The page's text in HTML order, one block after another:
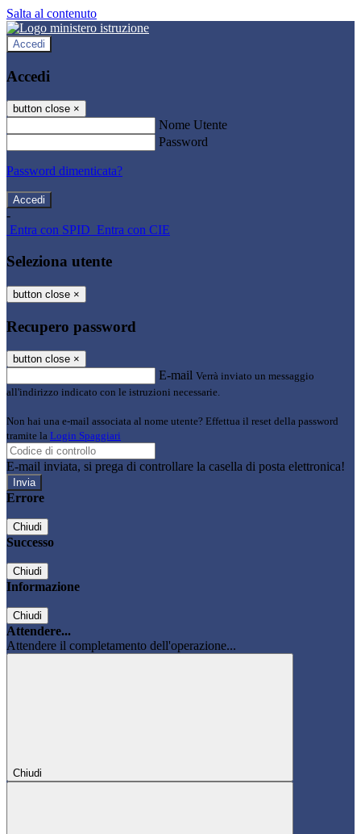
Salta al contenuto
Accedi
Accedi
button close ×
Nome Utente
Password
Password dimenticata?
-
Entra con SPID Entra con CIE
Seleziona utente
button close ×
Recupero password
button close ×
E-mail Verrà inviato un messaggio
all'indirizzo indicato con le istruzioni necessarie.
Non hai una e-mail associata al nome utente? Effettua il reset della password
tramite la Login Spaggiari
E-mail inviata, si prega di controllare la casella di posta elettronica!
Errore
Chiudi
Successo
Chiudi
Informazione
Chiudi
Attendere...
Attendere il completamento dell'operazione...
Chiudi